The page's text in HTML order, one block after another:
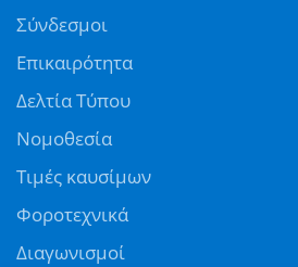
Σύνδεσμοι
Επικαιρότητα
Δελτία Τύπου
Νομοθεσία
Τιμές καυσίμων
Φοροτεχνικά
Διαγωνισμοί